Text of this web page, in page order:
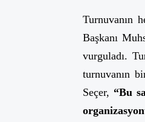
Turnuvanın
Başkanı
vurguladı.
turnuvanın
Seçer, “Bu